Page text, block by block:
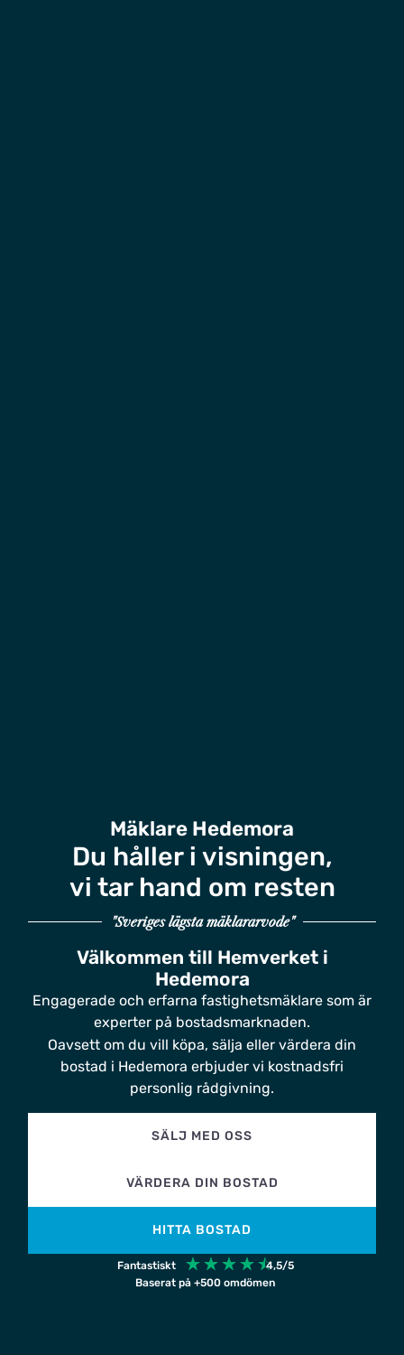
Mäklare Hedemora
Du håller i visningen,
vi tar hand om resten
"Sveriges lägsta mäklararvode"
Välkommen till Hemverket i
Hedemora
Engagerade och erfarna fastighetsmäklare som är
experter på bostadsmarknaden.
Oavsett om du vill köpa, sälja eller värdera din
bostad i Hedemora erbjuder vi kostnadsfri
personlig rådgivning.
SÄLJ MED OSS
VÄRDERA DIN BOSTAD
HITTA BOSTAD
Fantastiskt ☆☆☆☆☆4,5/5
Baserat på +500 omdömen